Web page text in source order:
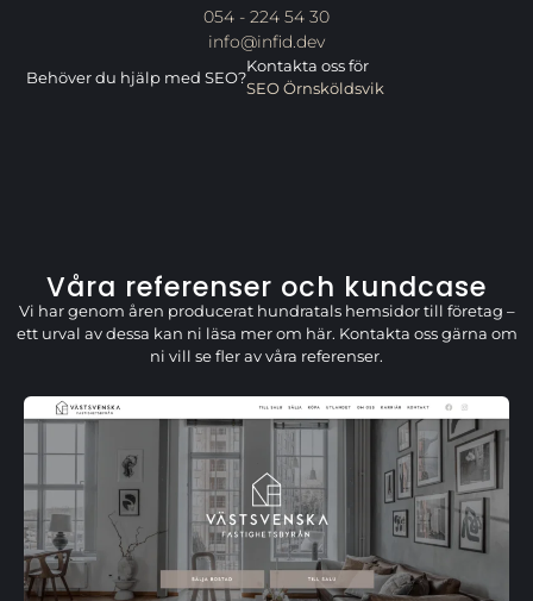
054 - 224 54 30
info@infid.dev
Behöver du hjälp med SEO?
Kontakta oss för
SEO Örnsköldsvik
Våra referenser och kundcase
Vi har genom åren producerat hundratals hemsidor till företag –
ett urval av dessa kan ni läsa mer om här. Kontakta oss gärna om
ni vill se fler av våra referenser.